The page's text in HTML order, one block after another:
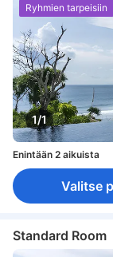
1/1
Ryhmien tarpeisiin
Enintään 2 aikuista
Valitse
Standard Room